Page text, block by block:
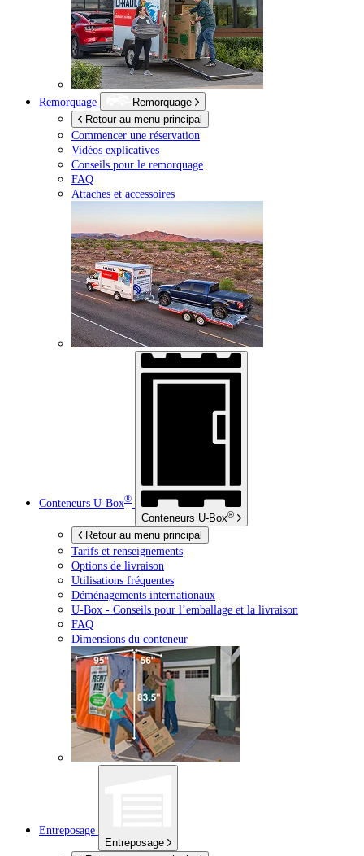
Remorquage
Remorquage
Retour au menu principal
Commencer une réservation
Vidéos explicatives
Conseils pour le remorquage
FAQ
Attaches et accessoires
Conteneurs U-Box®
Conteneurs U-Box®
Retour au menu principal
Tarifs et renseignements
Options de livraison
Utilisations fréquentes
Déménagements internationaux
U-Box - Conseils pour l’emballage et la livraison
FAQ
Dimensions du conteneur
Entreposage
Entreposage